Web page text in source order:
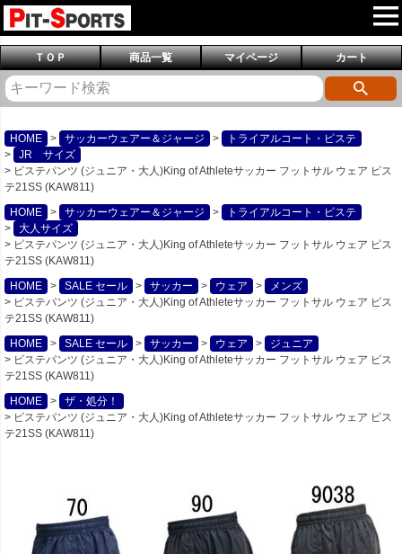
ＴＯＰ 商品一覧 マイページ カート
HOME サッカーウェアー＆ジャージ
トライアルコート・ピステ
JR サイズ
ピステパンツ (ジュニア・大人)King of Athleteサッカー フットサル ウェア ピス
テ21SS (KAW811)
HOME
サッカーウェアー＆ジャージ
トライアルコート・ピステ
大人サイズ
ピステパンツ (ジュニア・大人)King of Athleteサッカー フットサル ウェア ピス
テ21SS (KAW811)
HOME
SALE セール サッカー ウェア
メンズ
ピステパンツ (ジュニア・大人)King of Athleteサッカー フットサル ウェア ピス
テ21SS (KAW811)
HOME
SALE セール サッカー ウェア
ジュニア
ピステパンツ (ジュニア・大人)King of Athleteサッカー フットサル ウェア ピス
テ21SS (KAW811)
HOME
ザ・処分！
ピステパンツ (ジュニア・大人)King of Athleteサッカー フットサル ウェア ピス
テ21SS (KAW811)